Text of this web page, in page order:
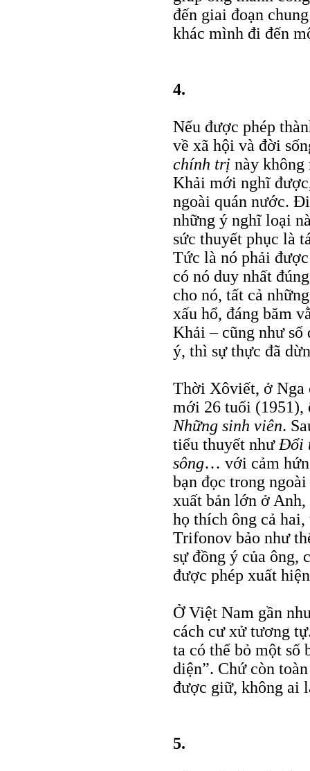
đến giai đoạn
khác mình đi đến
4.
Nếu được phép
về xã hội và đời
chính trị này không
Khải mới nghĩ
ngoài quán nước.
những ý nghĩ loại
sức thuyết phục là
Tức là nó phải
có nó duy nhất
cho nó, tất cả
xấu hổ, đáng băm
Khải – cũng như số
ý, thì sự thực đã
Thời Xôviết, ở Nga
mới 26 tuổi (1951),
Những sinh viên.
tiểu thuyết như Đổi
sông… với cảm
bạn đọc trong
xuất bản lớn ở
họ thích ông cả
Trifonov bảo như
sự đồng ý của ông,
được phép xuất
Ở Việt Nam gần
cách cư xử tương
ta có thể bỏ một số
diện”. Chứ còn
được giữ, không ai
5.